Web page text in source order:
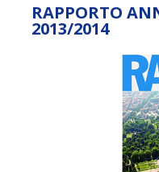
RAPPORTO
2013/2014